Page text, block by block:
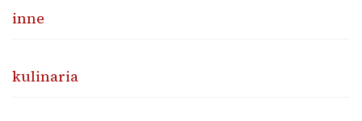
inne
kulinaria